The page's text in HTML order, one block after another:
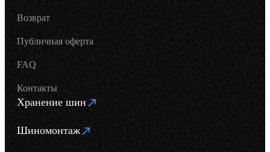
Возврат
Публичная оферта
FAQ
Контакты
Хранение шин
Шиномонтаж